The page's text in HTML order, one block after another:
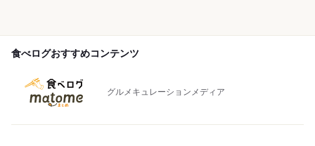
食べログおすすめコンテンツ
グルメキュレーションメディア